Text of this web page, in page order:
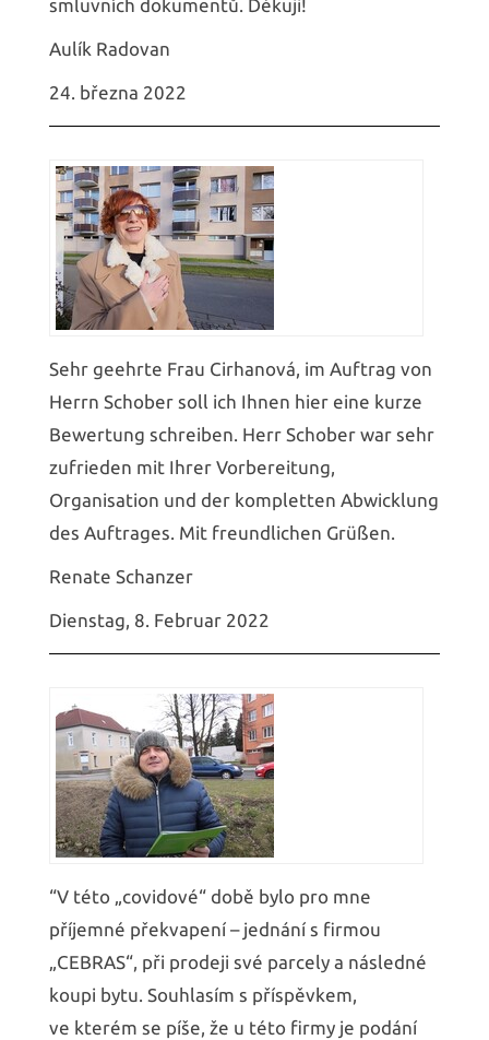
smluvních dokumentů. Děkuji!
Aulík Radovan
24. března 2022
Sehr geehrte Frau Cirhanová, im Auftrag von
Herrn Schober soll ich Ihnen hier eine kurze
Bewertung schreiben. Herr Schober war sehr
zufrieden mit Ihrer Vorbereitung,
Organisation und der kompletten Abwicklung
des Auftrages. Mit freundlichen Grüßen.
Renate Schanzer
Dienstag, 8. Februar 2022
“V této „covidové“ době bylo pro mne
příjemné překvapení – jednání s firmou
„CEBRAS“, při prodeji své parcely a následné
koupi bytu. Souhlasím s příspěvkem,
ve kterém se píše, že u této firmy je podání